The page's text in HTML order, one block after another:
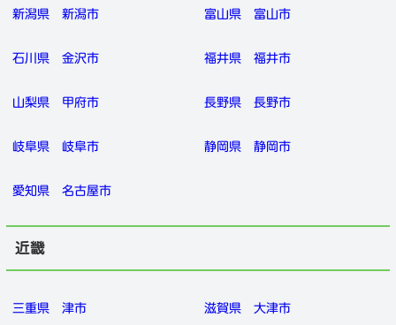
新潟県 新潟市 富山県 富山市
石川県 金沢市 福井県 福井市
山梨県 甲府市 長野県 長野市
岐阜県 岐阜市 静岡県 静岡市
愛知県 名古屋市
近畿
三重県 津市 滋賀県 大津市